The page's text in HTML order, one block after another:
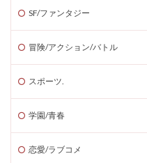
SF/ファンタジー
冒険/アクション/バトル
スポーツ.
学園/青春
恋愛/ラブコメ